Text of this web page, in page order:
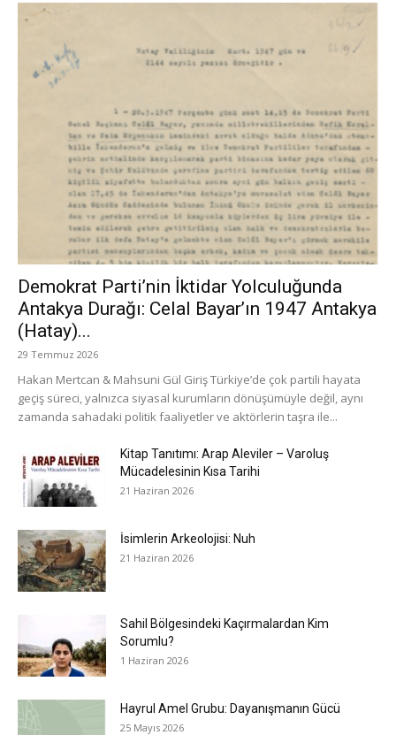
Demokrat Parti’nin İktidar Yolculuğunda
Antakya Durağı: Celal Bayar’ın 1947 Antakya
(Hatay)...
29 Temmuz 2026
Hakan Mertcan & Mahsuni Gül Giriş Türkiye’de çok partili hayata
geçiş süreci, yalnızca siyasal kurumların dönüşümüyle değil, aynı
zamanda sahadaki politik faaliyetler ve aktörlerin taşra ile...
Kitap Tanıtımı: Arap Aleviler – Varoluş
Mücadelesinin Kısa Tarihi
21 Haziran 2026
İsimlerin Arkeolojisi: Nuh
21 Haziran 2026
Sahil Bölgesindeki Kaçırmalardan Kim
Sorumlu?
1 Haziran 2026
Hayrul Amel Grubu: Dayanışmanın Gücü
25 Mayıs 2026